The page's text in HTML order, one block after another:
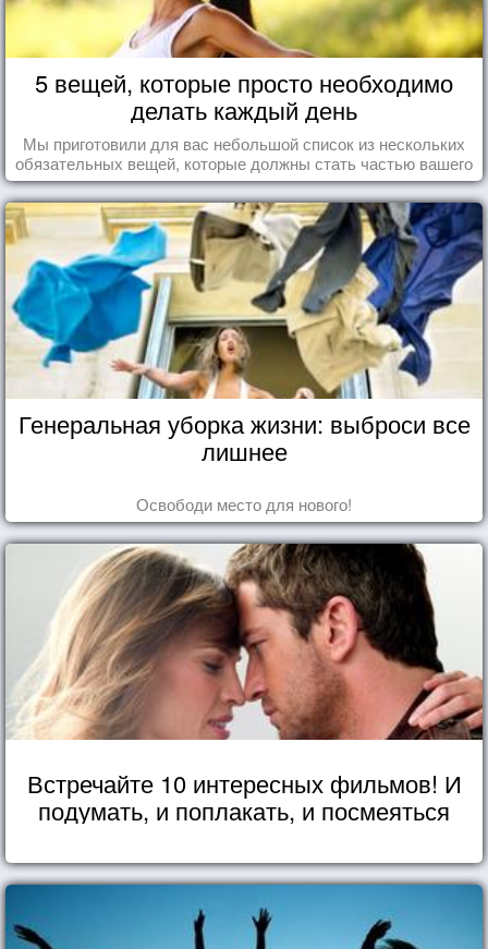
5 вещей, которые просто необходимо
делать каждый день
Мы приготовили для вас небольшой список из нескольких
обязательных вещей, которые должны стать частью вашего
дня.
Генеральная уборка жизни: выброси все
лишнее
Освободи место для нового!
Встречайте 10 интересных фильмов! И
подумать, и поплакать, и посмеяться